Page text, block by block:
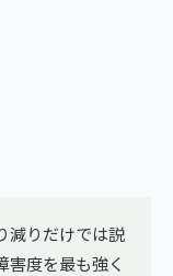
減りだけでは説
害度を最も強く